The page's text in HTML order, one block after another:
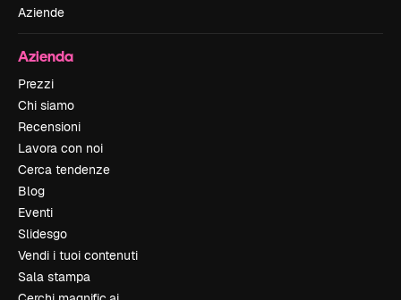
Aziende
Azienda
Prezzi
Chi siamo
Recensioni
Lavora con noi
Cerca tendenze
Blog
Eventi
Slidesgo
Vendi i tuoi contenuti
Sala stampa